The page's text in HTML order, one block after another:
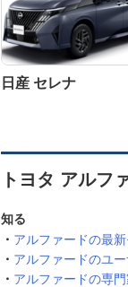
日産 セレナ
トヨタ アルフ
知る
アルファードの最
アルファードのユ
アルファードの専